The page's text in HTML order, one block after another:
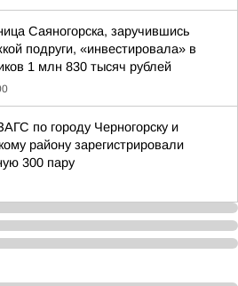
Саяногорска, заручившись
подруги, «инвестировала» в
1 млн 830 тысяч рублей
по городу Черногорску и
району зарегистрировали
300 пару